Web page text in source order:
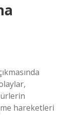
hareketleri